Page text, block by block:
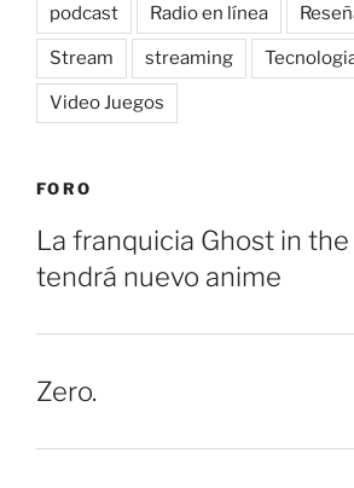
podcast Radio en línea
Stream streaming
Video Juegos
FORO
La franquicia Ghost in the
tendrá nuevo anime
Zero.